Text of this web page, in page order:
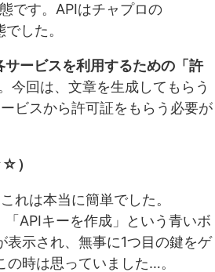
です。APIはチャプロの
した。
サービスを利用するための「許
今回は、文章を生成してもらう
ビスから許可証をもらう必要が
）
れは本当に簡単でした。
APIキーを作成」という青いボ
示され、無事に1つ目の鍵をゲ
時は思っていました…。